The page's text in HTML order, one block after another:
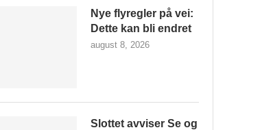
Nye flyregler på vei:
Dette kan bli endret
august 8, 2026
Slottet avviser Se og